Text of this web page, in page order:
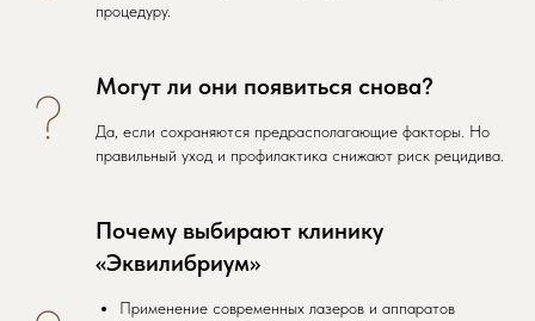
процедуру.
Могут ли они появиться снова?
Да, если сохраняются предрасполагающие факторы. Но
правильный уход и профилактика снижают риск рецидива.
Почему выбирают клинику
«Эквилибриум»
Применение современных лазеров и аппаратов